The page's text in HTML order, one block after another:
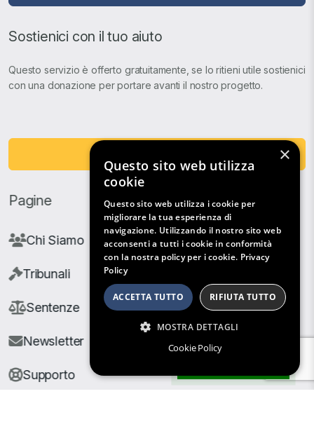
Sostienici con il tuo aiuto
Questo servizio è offerto gratuitamente, se lo ritieni utile sostienici
con una donazione per portare avanti il nostro progetto.
Pagine
Chi Siamo
Tribunali
Sentenze
Newsletter
Supporto
×
Questo sito web utilizza
cookie
Questo sito web utilizza i cookie per
migliorare la tua esperienza di
navigazione. Utilizzando il nostro sito web
acconsenti a tutti i cookie in conformità
con la nostra policy per i cookie. Privacy
Policy
ACCETTA TUTTO RIFIUTA TUTTO
MOSTRA DETTAGLI
Cookie Policy